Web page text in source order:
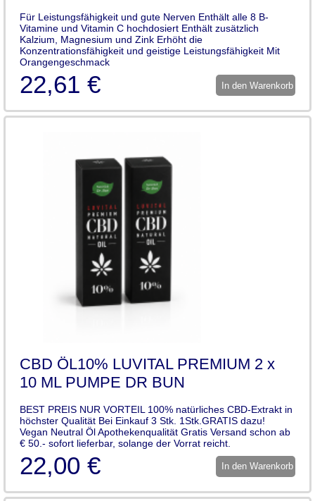
Für Leistungsfähigkeit und gute Nerven Enthält alle 8 B-
Vitamine und Vitamin C hochdosiert Enthält zusätzlich
Kalzium, Magnesium und Zink Erhöht die
Konzentrationsfähigkeit und geistige Leistungsfähigkeit Mit
Orangengeschmack
22,61 € In den Warenkorb
CBD ÖL10% LUVITAL PREMIUM 2 x
10 ML PUMPE DR BUN
BEST PREIS NUR VORTEIL 100% natürliches CBD-Extrakt in
höchster Qualität Bei Einkauf 3 Stk. 1Stk.GRATIS dazu!
Vegan Neutral Öl Apothekenqualität Gratis Versand schon ab
€ 50.- sofort lieferbar, solange der Vorrat reicht.
22,00 € In den Warenkorb